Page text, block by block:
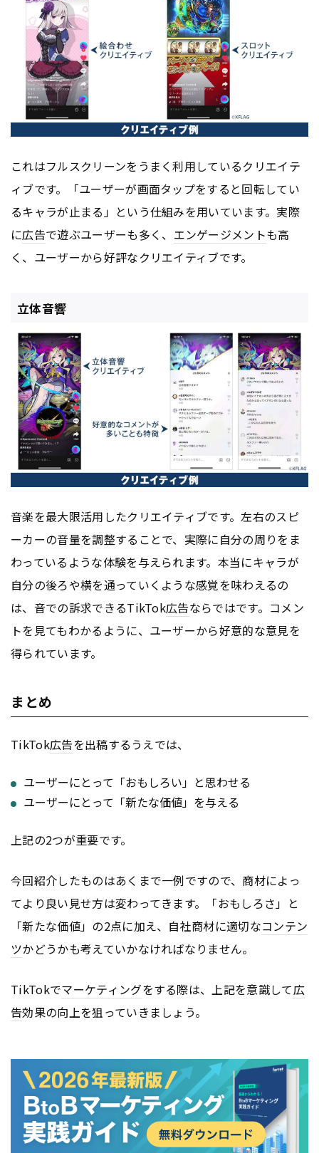
これはフルスクリーンをうまく利用しているクリエイテ
ィブです。「ユーザーが画面タップをすると回転してい
るキャラが止まる」という仕組みを用いています。実際
に広告で遊ぶユーザーも多く、 エンゲージメントも高
く、ユーザーから好評なクリエイティブです。
立体音響
音楽を最大限活用したクリエイティブです。左右のスピ
ーカーの音量を調整することで、実際に自分の周りをま
わっているような体験を与えられます。本当にキャラが
自分の後ろや横を通っていくような感覚を味わえるの
は、音での訴求できるTikTok広告ならではです。コメン
トを見てもわかるように、ユーザーから好意的な意見を
得られています。
まとめ
TikTok広告を出稿するうえでは、
ユーザーにとって「おもしろい」と思わせる
ユーザーにとって「新たな価値」を与える
上記の2つが重要です。
今回紹介したものはあくまで一例ですので、商材によっ
てより良い見せ方は変わってきます。「おもしろさ」と
「新たな価値」の2点に加え、自社商材に適切なコンテン
ツかどうかも考えていかなければなりません。
TikTokでマーケティングをする際は、上記を意識して広
告効果の向上を狙っていきましょう。